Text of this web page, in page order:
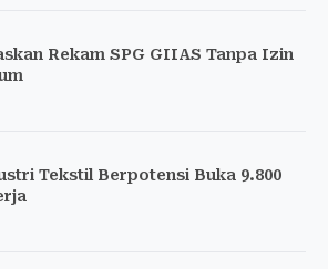
Rekam SPG GIIAS Tanpa Izin
Tekstil Berpotensi Buka 9.800